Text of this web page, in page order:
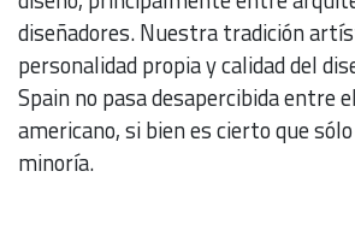
diseñadores. Nuestra tradición
personalidad propia y calidad del
Spain no pasa desapercibida entre
americano, si bien es cierto que
minoría.